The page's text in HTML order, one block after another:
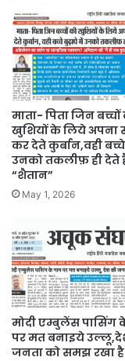
माता- पिता जिन बच्चों
खुशियों के लिये
कर देते कुर्बान,वही
उनको तकलीफ़ ही देते
“शैतान”
May 1, 2026
मोदी एम्बुलेंस पासिंग
पर मत बनाइये
जनता को समझ रखा